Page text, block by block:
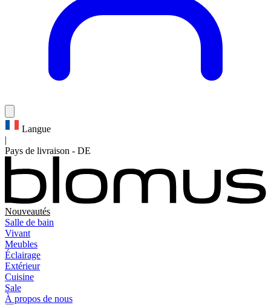
Langue
|
Pays de livraison - DE
Nouveautés
Salle de bain
Vivant
Meubles
Éclairage
Extérieur
Cuisine
Sale
À propos de nous